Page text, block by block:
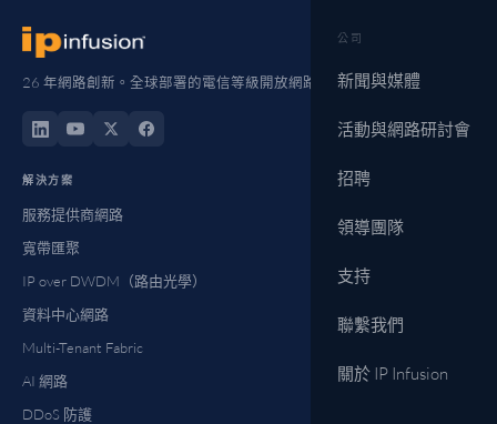
公司
新聞與媒體
活動與網路研討會
招聘
領導團隊
支持
聯繫我們
關於 IP Infusion
26 年網路創新。全球部署的電信等級開放網路。
解決方案
服務提供商網路
寬帶匯聚
IP over DWDM（路由光學）
資料中心網路
Multi-Tenant Fabric
AI 網路
DDoS 防護